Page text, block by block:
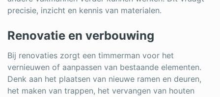
precisie, inzicht en kennis van materialen.
Renovatie en verbouwing
Bij renovaties zorgt een timmerman voor het
vernieuwen of aanpassen van bestaande elementen.
Denk aan het plaatsen van nieuwe ramen en deuren,
het maken van trappen, het vervangen van houten